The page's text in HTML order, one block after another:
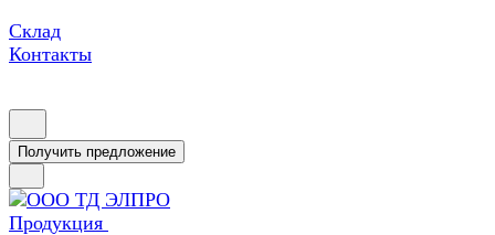
Склад
Контакты
Получить предложение
Продукция